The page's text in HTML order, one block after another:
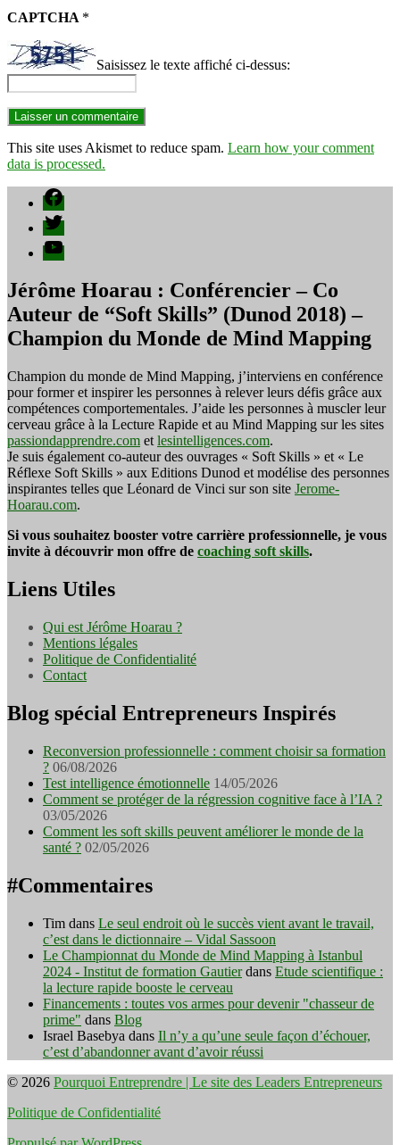
CAPTCHA *
Saisissez le texte affiché ci-dessus:
This site uses Akismet to reduce spam. Learn how your comment
data is processed.
Facebook
Twitter
YouTube
Jérôme Hoarau : Conférencier – Co
Auteur de “Soft Skills” (Dunod 2018) –
Champion du Monde de Mind Mapping
Champion du monde de Mind Mapping, j’interviens en conférence
pour former et inspirer les personnes à relever leurs défis grâce aux
compétences comportementales. J’aide les personnes à muscler leur
cerveau grâce à la Lecture Rapide et au Mind Mapping sur les sites
passiondapprendre.com et lesintelligences.com.
Je suis également co-auteur des ouvrages « Soft Skills » et « Le
Réflexe Soft Skills » aux Editions Dunod et modélise des personnes
inspirantes telles que Léonard de Vinci sur son site Jerome-
Hoarau.com.
Si vous souhaitez booster votre carrière professionnelle, je vous
invite à découvrir mon offre de coaching soft skills.
Liens Utiles
Qui est Jérôme Hoarau ?
Mentions légales
Politique de Confidentialité
Contact
Blog spécial Entrepreneurs Inspirés
Reconversion professionnelle : comment choisir sa formation
? 06/08/2026
Test intelligence émotionnelle 14/05/2026
Comment se protéger de la régression cognitive face à l’IA ?
03/05/2026
Comment les soft skills peuvent améliorer le monde de la
santé ? 02/05/2026
#Commentaires
Tim dans Le seul endroit où le succès vient avant le travail,
c’est dans le dictionnaire – Vidal Sassoon
Le Championnat du Monde de Mind Mapping à Istanbul
2024 - Institut de formation Gautierdans Etude scientifique :
la lecture rapide booste le cerveau
Financements : toutes vos armes pour devenir "chasseur de
prime" dans Blog
Israel Basebya dans Il n’y a qu’une seule façon d’échouer,
c’est d’abandonner avant d’avoir réussi
© 2026 Pourquoi Entreprendre | Le site des Leaders Entrepreneurs
Politique de Confidentialité